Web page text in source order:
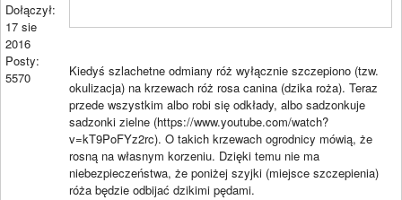
Dołączył:
17 sie
2016
Posty:
5570
Kiedyś szlachetne odmiany róż wyłącznie szczepiono (tzw.
okulizacja) na krzewach róż rosa canina (dzika roża). Teraz
przede wszystkim albo robi się odkłady, albo sadzonkuje
sadzonki zielne (https://www.youtube.com/watch?
v=kT9PoFYz2rc). O takich krzewach ogrodnicy mówią, że
rosną na własnym korzeniu. Dzięki temu nie ma
niebezpieczeństwa, że poniżej szyjki (miejsce szczepienia)
róża będzie odbijać dzikimi pędami.